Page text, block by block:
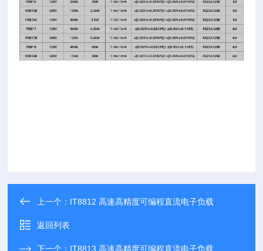
上一个： IT8812 高速高精度可编程直流电子负载
返回列表
下一个： IT8813 高速高精度可编程直流电子负载